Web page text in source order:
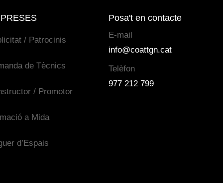
/ Patrocinis
de Tècnics
/ Promotor
a Mida
d’Espais
Posa't en contacte
E-mail
info@coattgn.cat
Telèfon
977 212 799